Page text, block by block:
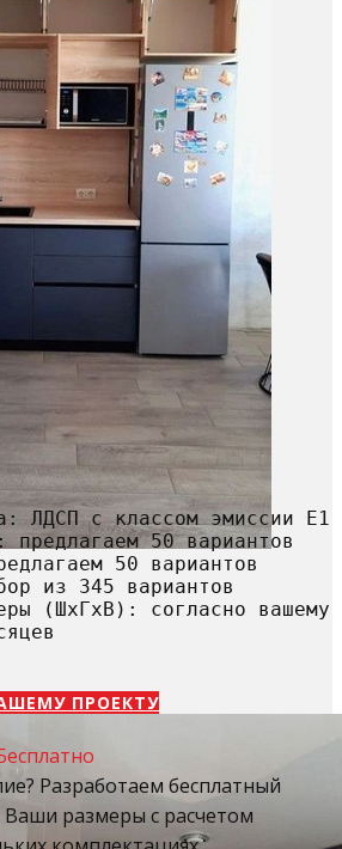
ЛДСП с классом эмиссии Е1
предлагаем 50 вариантов
50 вариантов
из 345 вариантов
(ШхГхВ): согласно вашему
ПРОЕКТУ
Разработаем бесплатный
размеры с расчетом